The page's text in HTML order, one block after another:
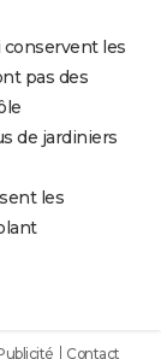
conservent les
pas des
de jardiniers
les
Contact